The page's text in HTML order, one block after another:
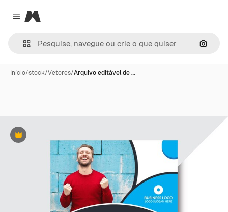
Close menu
Magnific
Início/stock/Vetores/Arquivo editável de …
Premium